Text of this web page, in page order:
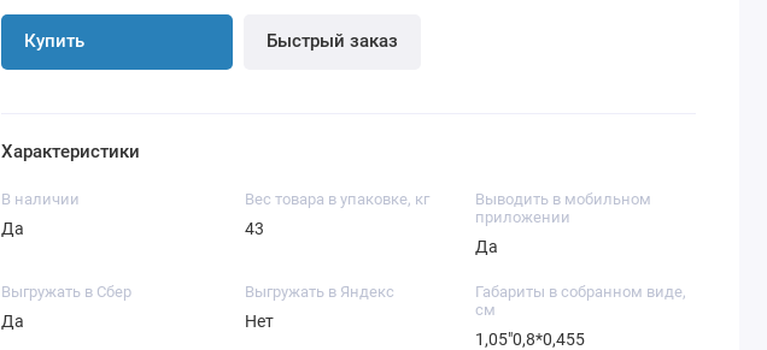
Купить Быстрый заказ
Характеристики
В наличии
Да
Вес товара в упаковке, кг
43
Выводить в мобильном
приложении
Да
Выгружать в Сбер
Да
Выгружать в Яндекс
Нет
Габариты в собранном виде,
см
1,05"0,8*0,455